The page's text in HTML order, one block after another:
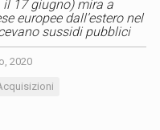
il 17 giugno) mira a
europee dall’estero nel
sussidi pubblici
2020